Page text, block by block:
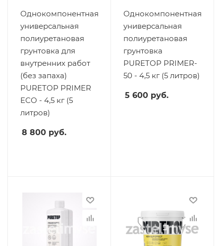
Однокомпонентная
универсальная
полиуретановая
грунтовка для
внутренних работ
(без запаха)
PURETOP PRIMER
ECO - 4,5 кг (5
литров)
8 800 руб.
Однокомпонентная
универсальная
полиуретановая
грунтовка
PURETOP PRIMER-
50 - 4,5 кг (5 литров)
5 600 руб.